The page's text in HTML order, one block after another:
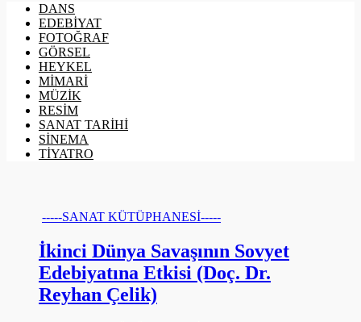
DANS
EDEBİYAT
FOTOĞRAF
GÖRSEL
HEYKEL
MİMARİ
MÜZİK
RESİM
SANAT TARİHİ
SİNEMA
TİYATRO
-----SANAT KÜTÜPHANESİ-----
İkinci Dünya Savaşının Sovyet
Edebiyatına Etkisi (Doç. Dr.
Reyhan Çelik)